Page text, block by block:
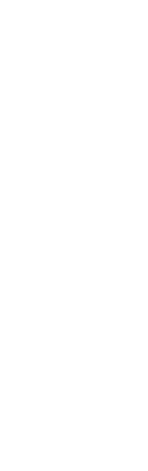
Ende eine fehlt, ist der